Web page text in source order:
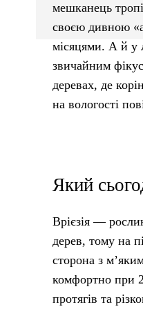
мешканець
своєю дивною
місяцями. А й у
звичайним
деревах, де
на вологості
Який
Врієзія —
дерев, тому на
сторона з
комфортно при
протягів та